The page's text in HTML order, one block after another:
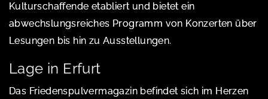
Kulturschaffende etabliert und bietet ein
abwechslungsreiches Programm von Konzerten über
Lesungen bis hin zu Ausstellungen.
Lage in Erfurt
Das Friedenspulvermagazin befindet sich im Herzen